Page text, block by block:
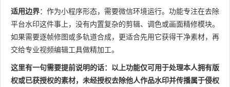
适用边界：作为小程序形态，需要微信环境运行。功能专注在去除
平台水印这件事上，没有内置复杂的剪辑、调色或画面精修模块。
如果需要逐帧修图或多轨道合成，更适合先用它获得干净素材，再
交给专业视频编辑工具做精加工。
这里有一句需要提前说明的话：以上功能仅可用于处理本人拥有版
权或已获授权的素材，未经授权去除他人作品水印并传播属于侵权